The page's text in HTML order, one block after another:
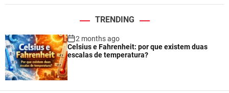
TRENDING
2 months ago
Celsius e Fahrenheit: por que existem duas
escalas de temperatura?